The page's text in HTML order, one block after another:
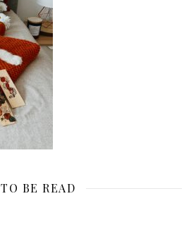
TO BE READ